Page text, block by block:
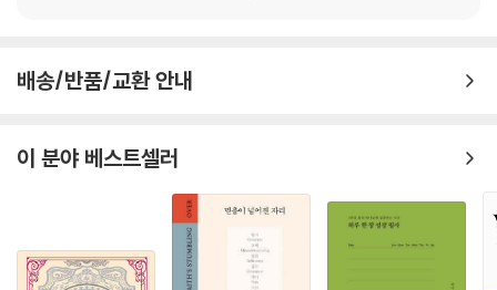
기독론적으로 읽는 바울의 독법은 그리스도에 대한 초점을 잃지 않으면서
도 선교적 독법으로 탈바꿈했다. 다시 말하면 교회는 하나님의 평화 사역
본받고 그리스도에게 초점을 맞춘, 전적으로 기독론적인 방식으로 수행하
도록 부르심을 받았다.
---「6장 평화의 복음 구현하기(II): 에베소서」 중에서
이 본문에서 “dikaio-” 단어들의 기발하지만 진지한 언어유희는 11절에
서 전통적으로 “너희가 의롭다 함을 받았다”로 번역되는 edikaiothete
본서에서 저자는 예수 그리스도의 십자가로 수렴되는 하나님의 선교의 총
화 가운데 살아가는 그리스도인들에게 하나님의 선교에 참여함으로써 하
한다. 본서는 삼위일체 하나님에 의해 공적 광장으로 보냄 받은 화해의 사
신으로서 교회 공동체, 즉 하나님의 선교를 말로 선포하고 변증하며, 몸의
행위로 구현하고 성육신적으로 참여하기(신성화) 원하는 모든 그리스도
인들이 반드시 숙독해야 할 탁월한 책이다.
배송/반품/교환 안내
이 분야 베스트셀러